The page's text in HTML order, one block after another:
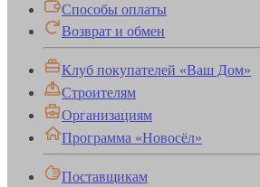
Способы оплаты
Возврат и обмен
Клуб покупателей «Ваш Дом»
Строителям
Организациям
Программа «Новосёл»
Поставщикам